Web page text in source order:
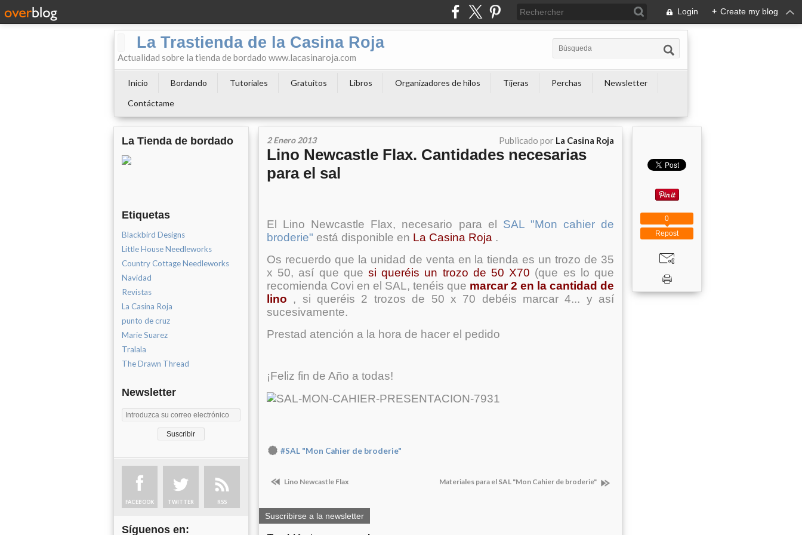
Login + Create my blog
La Trastienda de la Casina Roja
Actualidad sobre la tienda de bordado www.lacasinaroja.com
Inicio Bordando Tutoriales Gratuitos Libros Organizadores de hilos Tijeras Perchas
Newsletter
Contáctame
La Tienda de bordado
Etiquetas
Blackbird Designs
Little House Needleworks
Country Cottage Needleworks
Navidad
Revistas
La Casina Roja
punto de cruz
Marie Suarez
Tralala
The Drawn Thread
Newsletter
FACEBOOK TWITTER RSS
Síguenos en:
2 Enero 2013 Publicado por La Casina Roja
Lino Newcastle Flax. Cantidades necesarias
para el sal
El Lino Newcastle Flax, necesario para el SAL "Mon cahier de
broderie" está disponible en La Casina Roja .
Os recuerdo que la unidad de venta en la tienda es un trozo de 35
x 50, así que quesi queréis un trozo de 50 X70 (que es lo que
recomienda Covi en el SAL, tenéis que marcar 2 en la cantidad de
lino , si queréis 2 trozos de 50 x 70 debéis marcar 4... y así
sucesivamente.
Prestad atención a la hora de hacer el pedido
¡Feliz fin de Año a todas!
#SAL "Mon Cahier de broderie"
Lino Newcastle Flax Materiales para el SAL "Mon Cahier de broderie"
Suscribirse a la newsletter
Repost
0